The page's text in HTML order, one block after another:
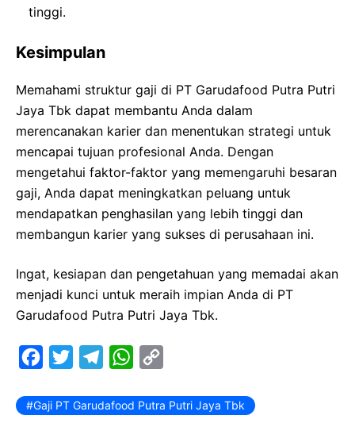
tinggi.
Kesimpulan
Memahami struktur gaji di PT Garudafood Putra Putri
Jaya Tbk dapat membantu Anda dalam
merencanakan karier dan menentukan strategi untuk
mencapai tujuan profesional Anda. Dengan
mengetahui faktor-faktor yang memengaruhi besaran
gaji, Anda dapat meningkatkan peluang untuk
mendapatkan penghasilan yang lebih tinggi dan
membangun karier yang sukses di perusahaan ini.
Ingat, kesiapan dan pengetahuan yang memadai akan
menjadi kunci untuk meraih impian Anda di PT
Garudafood Putra Putri Jaya Tbk.
c
i
l
W
a
p
Gaji PT Garudafood Putra Putri Jaya Tbk